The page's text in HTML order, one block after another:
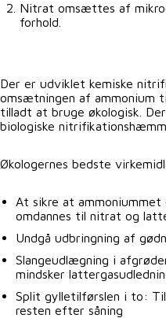
Nitrat omsættes af
forhold.
Der er udviklet kemiske
omsætningen af ammonium
tilladt at bruge økologisk.
biologiske
Økologernes bedste
At sikre at ammoniummet
omdannes til nitrat og
Undgå udbringning af
Slangeudlægning i
mindsker
Split gylletilførslen i to:
resten efter såning